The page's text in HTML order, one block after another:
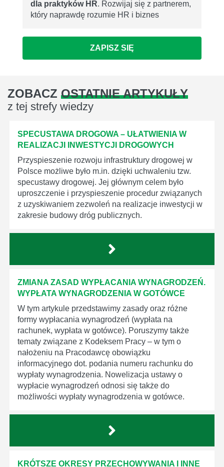
dla praktyków HR. Rozwijaj się z partnerem,
który naprawdę rozumie HR i biznes
ZAPISZ SIĘ
ZOBACZ OSTATNIE ARTYKUŁY
z tej strefy wiedzy
SPECUSTAWA DROGOWA – UŁATWIENIA W
REALIZACJI INWESTYCJI DROGOWYCH
Przyspieszenie rozwoju infrastruktury drogowej w
Polsce możliwe było m.in. dzięki uchwaleniu tzw.
specustawy drogowej. Jej głównym celem było
uproszczenie i przyspieszenie procedur związanych
z uzyskiwaniem zezwoleń na realizacje inwestycji w
zakresie budowy dróg publicznych.
ZMIANA ZASAD WYPŁACANIA WYNAGRODZEŃ.
WYPŁATA WYNAGRODZENIA W GOTÓWCE
W tym artykule przedstawimy zasady oraz różne
formy wypłacania wynagrodzeń (wypłata na
rachunek, wypłata w gotówce). Poruszymy także
tematy związane z Kodeksem Pracy – w tym o
nałożeniu na Pracodawcę obowiązku
informacyjnego dot. podania numeru rachunku do
wypłaty wynagrodzenia. Nowelizacja ustawy o
wypłacie wynagrodzeń odnosi się także do
możliwości wypłaty wynagrodzenia w gotówce.
KRÓTSZE OKRESY PRZECHOWYWANIA I INNE